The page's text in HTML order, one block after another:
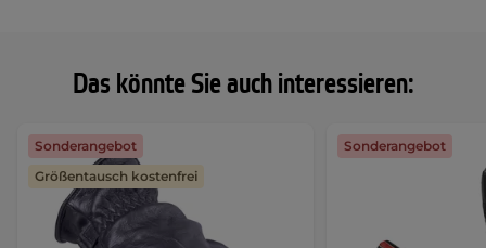
Das könnte Sie auch interessieren:
Sonderangebot
Größentausch kostenfrei
Sonderangebot